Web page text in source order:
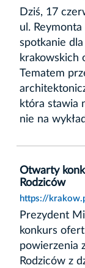
Dziś, 17
ul.
spotkanie
krakowskich
Tematem
która stawia
nie na
Otwarty
Rodziców
https://
Prezydent
konkurs
powierzenia
Rodziców z